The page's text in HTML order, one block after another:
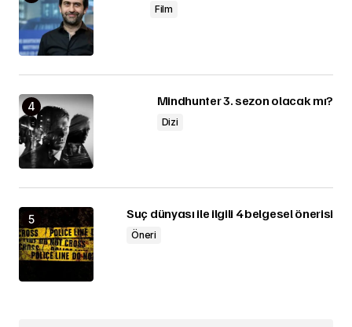
Film
Mindhunter 3. sezon olacak mı?
Dizi
Suç dünyası ile ilgili 4 belgesel önerisi
Öneri